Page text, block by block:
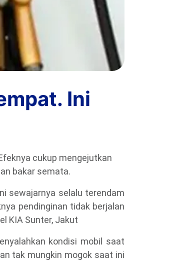
Ini
cukup mengejutkan
bakar semata.
sewajarnya selalu terendam
pendinginan tidak berjalan
KIA Sunter, Jakut
kondisi mobil saat
tak mungkin mogok saat ini